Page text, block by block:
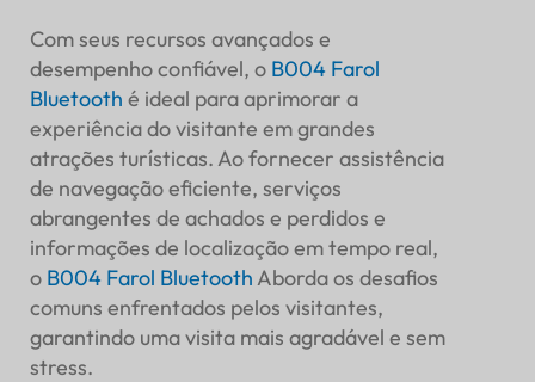
Com seus recursos avançados e
desempenho confiável, o B004 Farol
Bluetooth é ideal para aprimorar a
experiência do visitante em grandes
atrações turísticas. Ao fornecer assistência
de navegação eficiente, serviços
abrangentes de achados e perdidos e
informações de localização em tempo real,
o B004 Farol BluetoothAborda os desafios
comuns enfrentados pelos visitantes,
garantindo uma visita mais agradável e sem
stress.